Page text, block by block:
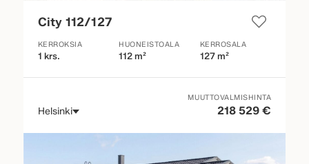
City 112/127
KERROKSIA
1 krs.
HUONEISTOALA
112 m²
KERROSALA
127 m²
Helsinki
MUUTTOVALMISHINTA
218 529 €